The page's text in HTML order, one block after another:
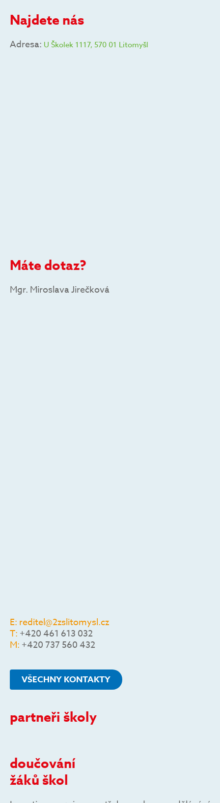
Najdete nás
Adresa: U Školek 1117, 570 01 Litomyšl
Máte dotaz?
Mgr. Miroslava Jirečková
E: reditel@2zslitomysl.cz
T: +420 461 613 032
M: +420 737 560 432
VŠECHNY KONTAKTY
partneři školy
doučování
žáků škol